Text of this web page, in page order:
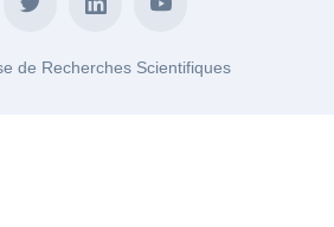
de Recherches Scientifiques